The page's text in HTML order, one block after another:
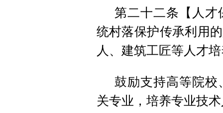
第二十二条【人
统村落保护传承利用
人、建筑工匠等人才
鼓励支持高等院
关专业，培养专业技